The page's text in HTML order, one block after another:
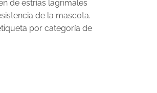
de estrías lagrimales
de la mascota.
por categoría de